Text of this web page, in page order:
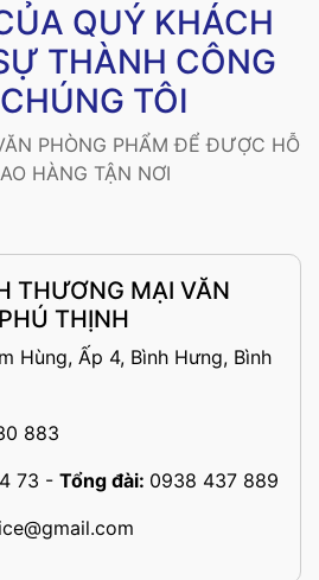
QUÝ KHÁCH
THÀNH CÔNG
TÔI
PHÒNG PHẨM ĐỂ ĐƯỢC HỖ
HÀNG TẬN NƠI
THƯƠNG MẠI VĂN
THỊNH
Hùng, Ấp 4, Bình Hưng, Bình
883
73 - Tổng đài: 0938 437 889